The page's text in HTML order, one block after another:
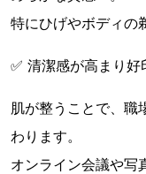
特にひげやボディの
✅ 清潔感が高まり好
肌が整うことで、職
わります。
オンライン会議や写